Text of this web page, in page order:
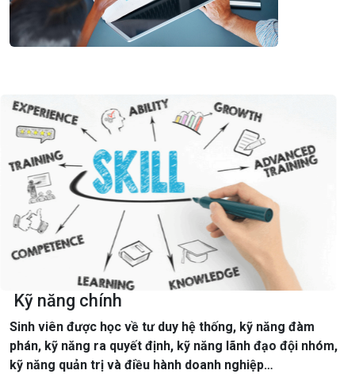
Kỹ năng chính
Sinh viên được học về tư duy hệ thống, kỹ năng đàm
phán, kỹ năng ra quyết định, kỹ năng lãnh đạo đội nhóm,
kỹ năng quản trị và điều hành doanh nghiệp…